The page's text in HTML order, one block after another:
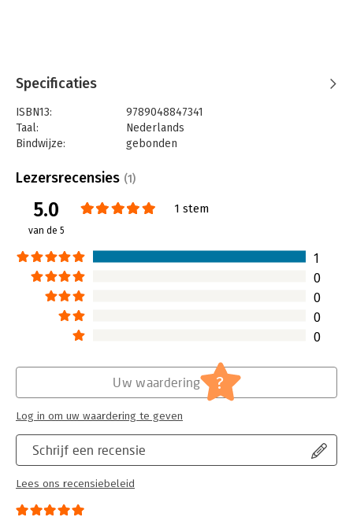
Specificaties
ISBN13:
9789048847341
Taal:
Nederlands
Bindwijze:
gebonden
Uitgever:
Overamstel Uitgevers
Verschijningsdatum:
12-10-2020
Hoofdrubriek:
Lezersrecensies (1)
5.0
van de 5
1 stem
1
0
0
0
0
Schrijf een recensie
Lees ons recensiebeleid
Uw waardering ?
Log in om uw waardering te geven